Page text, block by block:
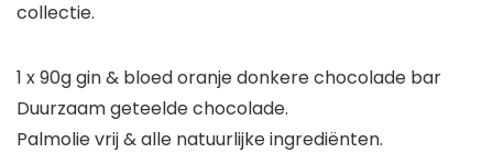
collectie.
1 x 90g gin & bloed oranje donkere chocolade bar
Duurzaam geteelde chocolade.
Palmolie vrij & alle natuurlijke ingrediënten.